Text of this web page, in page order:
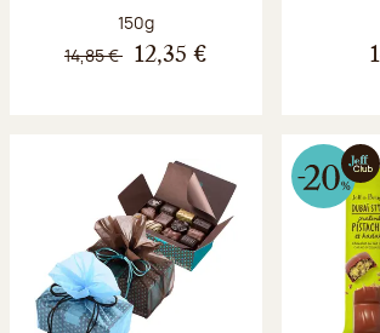
Poids net :
150g
14,85 € 12,35 €